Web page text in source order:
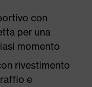
con
per una
momento
rivestimento
e